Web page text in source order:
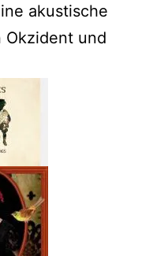
akustische
Okzident und